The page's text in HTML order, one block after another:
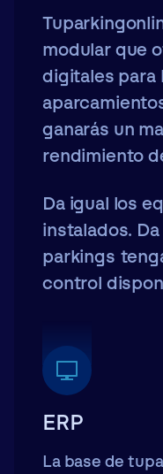
modular que
digitales para
ganarás un
rendimiento
Da igual los
instalados.
parkings
control
ERP
La base de